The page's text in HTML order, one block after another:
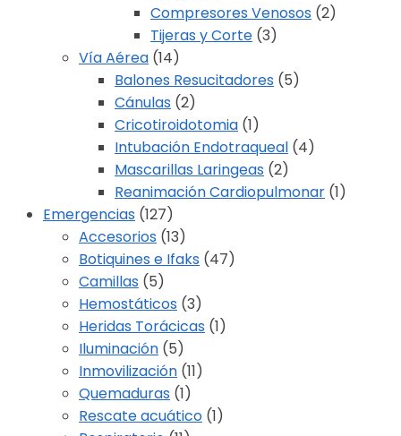
Compresores Venosos (2)
Tijeras y Corte (3)
Vía Aérea (14)
Balones Resucitadores (5)
Cánulas (2)
Cricotiroidotomia (1)
Intubación Endotraqueal (4)
Mascarillas Laringeas (2)
Reanimación Cardiopulmonar (1)
Emergencias (127)
Accesorios (13)
Botiquines e Ifaks (47)
Camillas (5)
Hemostáticos (3)
Heridas Torácicas (1)
Iluminación (5)
Inmovilización (11)
Quemaduras (1)
Rescate acuático (1)